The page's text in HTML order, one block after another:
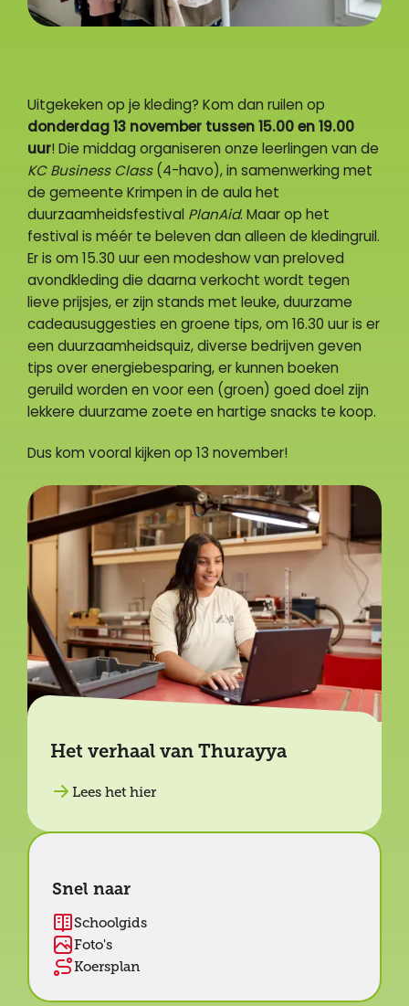
Uitgekeken op je kleding? Kom dan ruilen op
donderdag 13 november tussen 15.00 en 19.00
uur! Die middag organiseren onze leerlingen van de
KC Business Class(4-havo), in samenwerking met
de gemeente Krimpen in de aula het
duurzaamheidsfestival PlanAid. Maar op het
festival is méér te beleven dan alleen de kledingruil.
Er is om 15.30 uur een modeshow van preloved
avondkleding die daarna verkocht wordt tegen
lieve prijsjes, er zijn stands met leuke, duurzame
cadeausuggesties en groene tips, om 16.30 uur is er
een duurzaamheidsquiz, diverse bedrijven geven
tips over energiebesparing, er kunnen boeken
geruild worden en voor een (groen) goed doel zijn
lekkere duurzame zoete en hartige snacks te koop.
Dus kom vooral kijken op 13 november!
Het verhaal van Thurayya
Lees het hier
Snel naar
Schoolgids
Foto's
Koersplan